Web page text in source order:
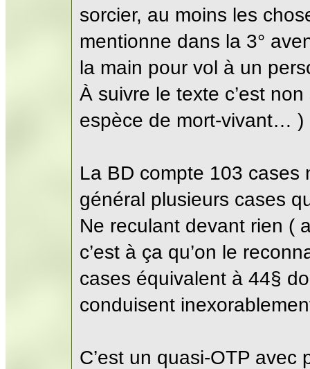
sorcier, au moins les
mentionne dans la 3°
la main pour vol à un
À suivre le texte c’est
espèce de mort-vivant… )
La BD compte 103 cases
général plusieurs cases
Ne reculant devant rien (
c’est à ça qu’on le
cases équivalent à 44§
conduisent
C’est un quasi-OTP avec